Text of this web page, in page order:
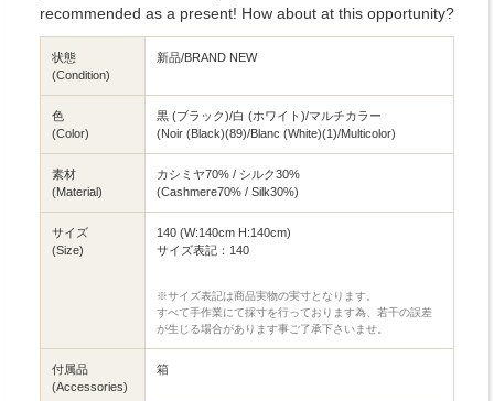
recommended as a present! How about at this opportunity?
状態
(Condition)
新品/BRAND NEW
色
(Color)
黒 (ブラック)/白 (ホワイト)/マルチカラー
(Noir (Black)(89)/Blanc (White)(1)/Multicolor)
素材
(Material)
カシミヤ70% / シルク30%
(Cashmere70% / Silk30%)
サイズ
(Size)
140 (W:140cm H:140cm)
サイズ表記：140
※サイズ表記は商品実物の実寸となります。
すべて手作業にて採寸を行っております為、若干の誤差
が生じる場合があります事ご了承下さいませ。
付属品
(Accessories)
箱